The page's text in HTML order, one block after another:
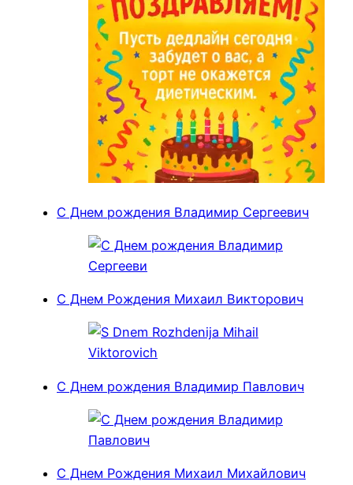
С Днем рождения Владимир Сергеевич
С Днем Рождения Михаил Викторович
С Днем рождения Владимир Павлович
С Днем Рождения Михаил Михайлович